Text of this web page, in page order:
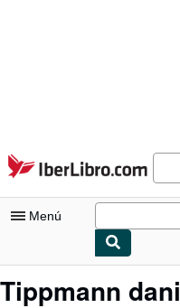
Pasar al contenido principal
IberLibro.com
Menú
Mi cuenta
Tippmann dani